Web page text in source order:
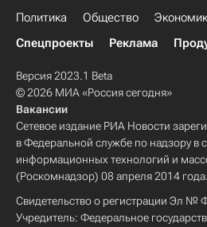
Политика Общество
Спецпроекты
Реклама
Версия 2023.1 Beta
© 2026 МИА «Россия сегодня»
Вакансии
Сетевое издание РИА Новости
в Федеральной службе по надзору в
информационных технологий и
(Роскомнадзор) 08 апреля 2014 года.
Свидетельство о регистрации Эл №
Учредитель: Федеральное